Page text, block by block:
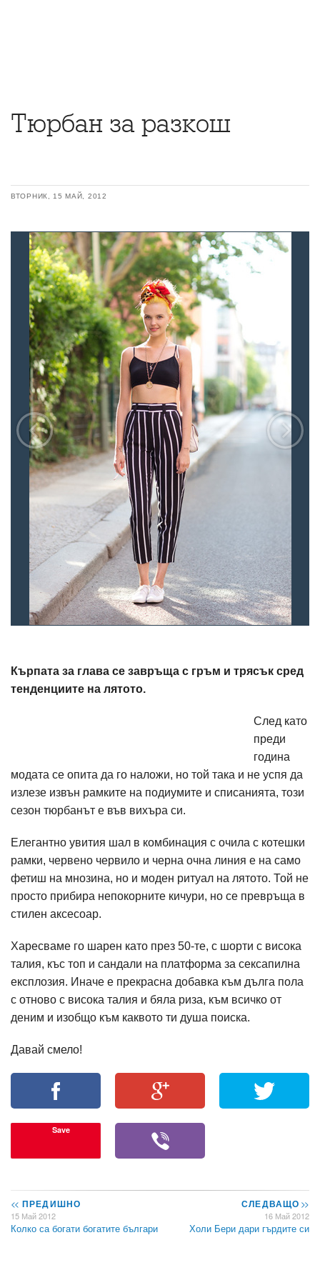
Тюрбан за разкош
ВТОРНИК, 15 МАЙ, 2012
Кърпата за глава се завръща с гръм и трясък сред
тенденциите на лятото.
След като
преди
година
модата се опита да го наложи, но той така и не успя да
излезе извън рамките на подиумите и списанията, този
сезон тюрбанът е във вихъра си.
Елегантно увития шал в комбинация с очила с котешки
рамки, червено червило и черна очна линия е на само
фетиш на мнозина, но и моден ритуал на лятото. Той не
просто прибира непокорните кичури, но се превръща в
стилен аксесоар.
Харесваме го шарен като през 50-те, с шорти с висока
талия, къс топ и сандали на платформа за сексапилна
експлозия. Иначе е прекрасна добавка към дълга пола
с отново с висока талия и бяла риза, към всичко от
деним и изобщо към каквото ти душа поиска.
Давай смело!
Save
<< ПРЕДИШНО
15 Май 2012
Колко са богати богатите българи
СЛЕДВАЩО>>
16 Май 2012
Холи Бери дари гърдите си